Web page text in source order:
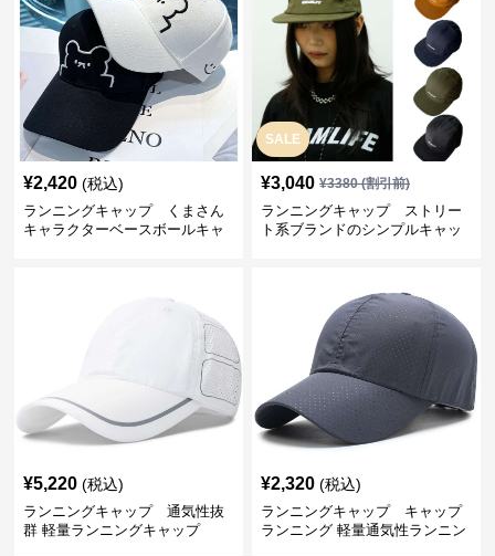
¥2,420 (税込)
ランニングキャップ くまさん
キャラクターベースボールキャ
SALE
¥3,040 ¥3380(割引前)
ランニングキャップ ストリー
ト系ブランドのシンプルキャッ
¥5,220 (税込)
ランニングキャップ 通気性抜
群 軽量ランニングキャップ
¥2,320 (税込)
ランニングキャップ キャップ
ランニング 軽量通気性ランニン